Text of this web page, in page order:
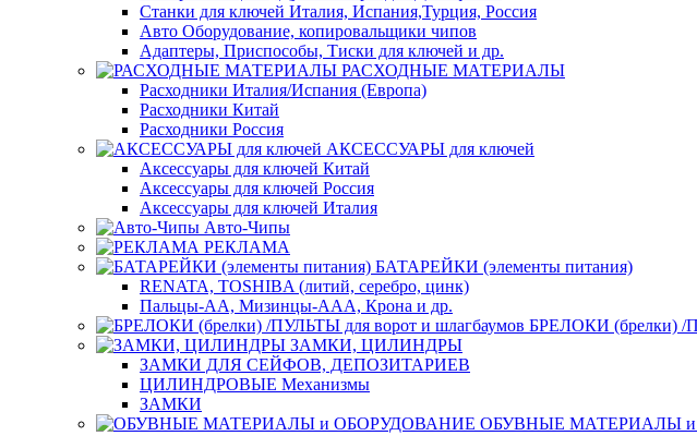
Станки для ключей Италия, Испания,Турция, Россия
Авто Оборудование, копировальщики чипов
Адаптеры, Приспособы, Тиски для ключей и др.
РАСХОДНЫЕ МАТЕРИАЛЫ
Расходники Италия/Испания (Европа)
Расходники Китай
Расходники Россия
АКСЕССУАРЫ для ключей
Аксессуары для ключей Китай
Аксессуары для ключей Россия
Аксессуары для ключей Италия
Авто-Чипы
РЕКЛАМА
БАТАРЕЙКИ (элементы питания)
RENATA, TOSHIBA (литий, серебро, цинк)
Пальцы-АА, Мизинцы-ААА, Крона и др.
БРЕЛОКИ (брелки) /
ЗАМКИ, ЦИЛИНДРЫ
ЗАМКИ ДЛЯ СЕЙФОВ, ДЕПОЗИТАРИЕВ
ЦИЛИНДРОВЫЕ Механизмы
ЗАМКИ
ОБУВНЫЕ МАТЕРИАЛЫ